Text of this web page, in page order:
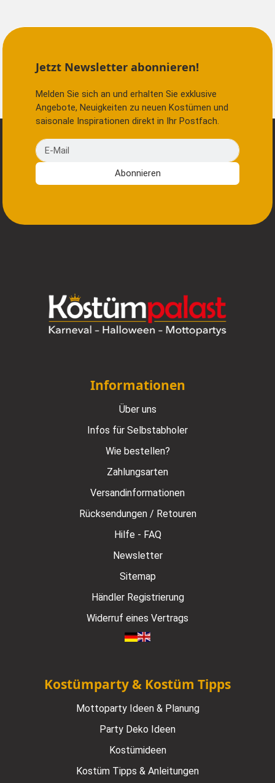
Jetzt Newsletter abonnieren!
Melden Sie sich an und erhalten Sie exklusive
Angebote, Neuigkeiten zu neuen Kostümen und
saisonale Inspirationen direkt in Ihr Postfach.
E-Mail
Abonnieren
Informationen
Über uns
Infos für Selbstabholer
Wie bestellen?
Zahlungsarten
Versandinformationen
Rücksendungen / Retouren
Hilfe - FAQ
Newsletter
Sitemap
Händler Registrierung
Widerruf eines Vertrags
Kostümparty & Kostüm Tipps
Mottoparty Ideen & Planung
Party Deko Ideen
Kostümideen
Kostüm Tipps & Anleitungen